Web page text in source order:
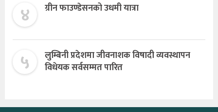
४ ग्रीन फाउण्डेसनको उधमी यात्रा
५
लुम्बिनी प्रदेशमा जीवनाशक विषादी व्यवस्थापन
विधेयक सर्वसम्मत पारित